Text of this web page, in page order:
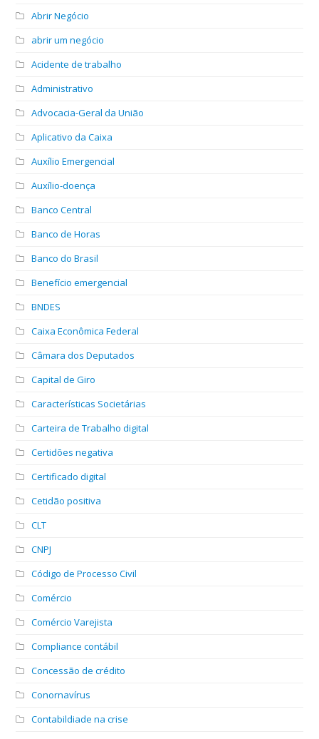
Abrir Negócio
abrir um negócio
Acidente de trabalho
Administrativo
Advocacia-Geral da União
Aplicativo da Caixa
Auxílio Emergencial
Auxílio-doença
Banco Central
Banco de Horas
Banco do Brasil
Benefício emergencial
BNDES
Caixa Econômica Federal
Câmara dos Deputados
Capital de Giro
Características Societárias
Carteira de Trabalho digital
Certidões negativa
Certificado digital
Cetidão positiva
CLT
CNPJ
Código de Processo Civil
Comércio
Comércio Varejista
Compliance contábil
Concessão de crédito
Conornavírus
Contabildiade na crise